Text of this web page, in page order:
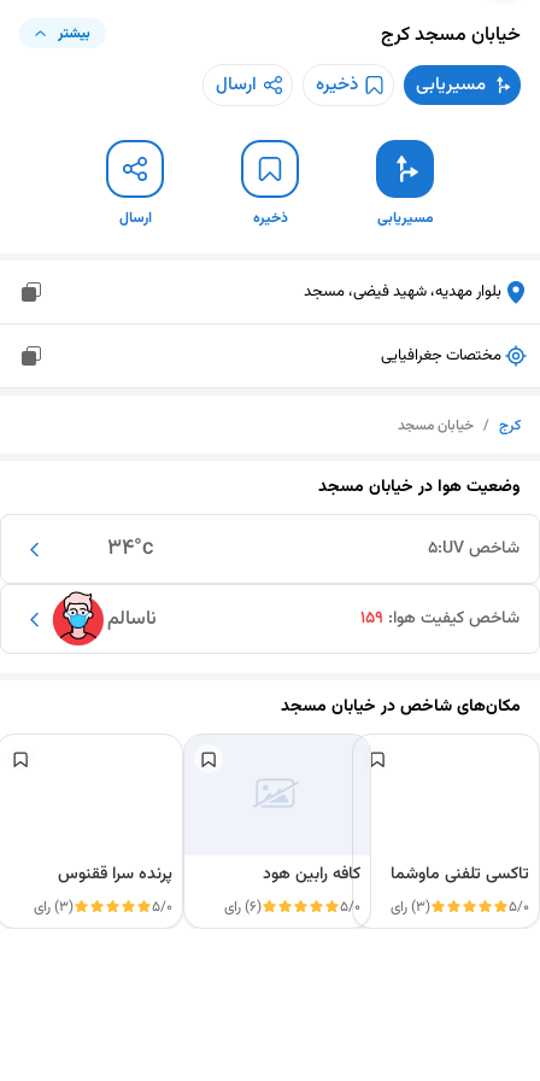
خیابان مسجدکرج بیشتر
مسیریابی ذخیره ارسال
مسیریابی ذخیره ارسال
بلوار مهدیه، شهید فیضی، مسجد
مختصات جغرافیایی
کرج / خیابان مسجد
وضعیت هوا درخیابان مسجد
34°c شاخص UV: 5
ناسالم شاخص کیفیت هوا: 159
مکان‌های شاخص درخیابان مسجد
تاکسی تلفنی ماوشما
5/0 (3) رای
کافه رابین هود
5/0 (6) رای
پرنده سرا ققنوس
5/0 (3) رای